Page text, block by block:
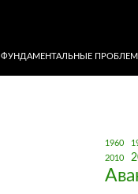
ФУНДАМЕНТАЛЬНЫЕ
1960
2010